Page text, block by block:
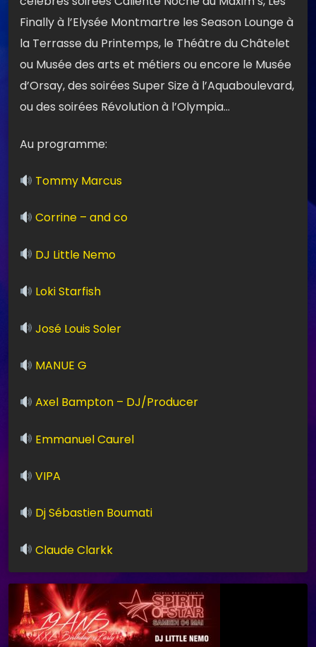
Finally à l’Elysée Montmartre les Season Lounge à
la Terrasse du Printemps, le Théâtre du Châtelet
ou Musée des arts et métiers ou encore le Musée
d’Orsay, des soirées Super Size à l’Aquaboulevard,
ou des soirées Révolution à l’Olympia…
Au programme:
Tommy Marcus
Corrine – and co
DJ Little Nemo
Loki Starfish
José Louis Soler
MANUE G
Axel Bampton – DJ/Producer
Emmanuel Caurel
VIPA
Dj Sébastien Boumati
Claude Clarkk